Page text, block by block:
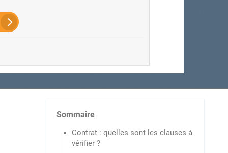
salariés
Sommaire
Contrat : quelles sont les clauses à
vérifier ?